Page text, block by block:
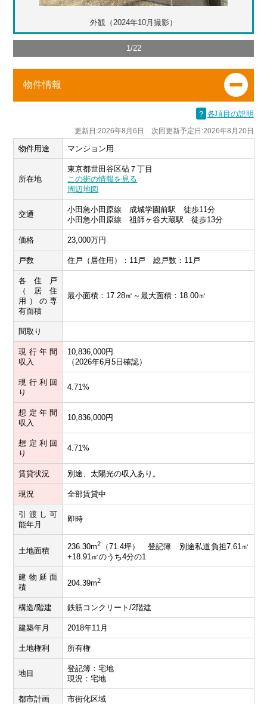
外観（2024年10月撮影）
1/22
物件情報
？ 各項目の説明
更新日:2026年8月6日 次回更新予定日:2026年8月20日
物件用途 マンション用
所在地
東京都世田谷区砧７丁目
この街の情報を見る
周辺地図
交通
小田急小田原線 成城学園前駅 徒歩11分
小田急小田原線 祖師ヶ谷大蔵駅 徒歩13分
価格 23,000万円
戸数 住戸（居住用）：11戸 総戸数：11戸
各住戸
（居住
用）の専
有面積
最小面積：17.28㎡～最大面積：18.00㎡
間取り
現行年間
収入
10,836,000円
（2026年6月5日確認）
現行利回
り
4.71%
想定年間
収入
10,836,000円
想定利回
り
4.71%
賃貸状況 別途、太陽光の収入あり。
現況 全部賃貸中
引渡し可
能年月
即時
土地面積 236.30m2
（71.4坪） 登記簿 別途私道負担7.61㎡
+18.91㎡のうち4分の1
建物延面
積
204.39m2
構造/階建 鉄筋コンクリート/2階建
建築年月 2018年11月
土地権利 所有権
地目
登記簿：宅地
現況：宅地
都市計画 市街化区域